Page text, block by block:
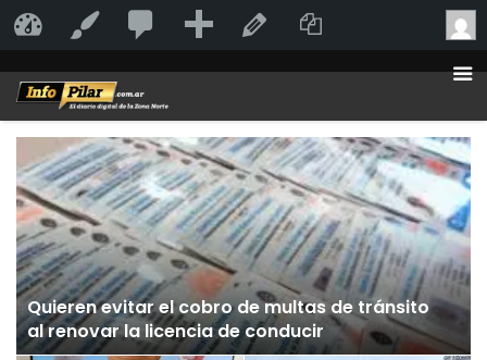
Quieren evitar el cobro de multas de tránsito
al renovar la licencia de conducir
InfoPilar Personalizar
moderación
Añadir Duplicate